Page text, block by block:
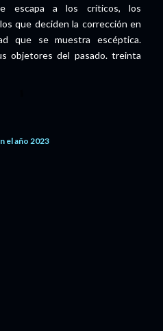
escapa a los críticos, los
que deciden la corrección en
que se muestra escéptica.
objetores del pasado. treinta
el año 2023